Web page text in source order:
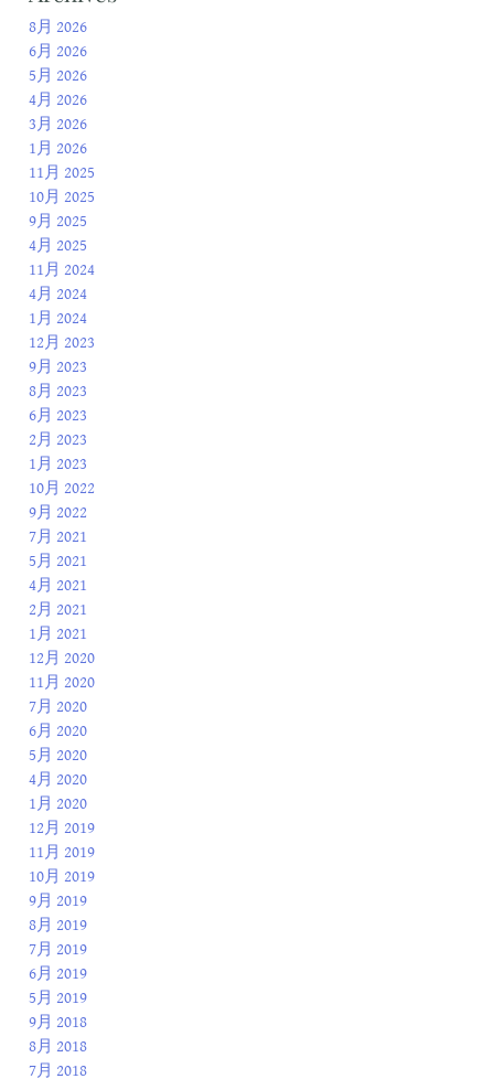
8月 2026
6月 2026
5月 2026
4月 2026
3月 2026
1月 2026
11月 2025
10月 2025
9月 2025
4月 2025
11月 2024
4月 2024
1月 2024
12月 2023
9月 2023
8月 2023
6月 2023
2月 2023
1月 2023
10月 2022
9月 2022
7月 2021
5月 2021
4月 2021
2月 2021
1月 2021
12月 2020
11月 2020
7月 2020
6月 2020
5月 2020
4月 2020
1月 2020
12月 2019
11月 2019
10月 2019
9月 2019
8月 2019
7月 2019
6月 2019
5月 2019
9月 2018
8月 2018
7月 2018